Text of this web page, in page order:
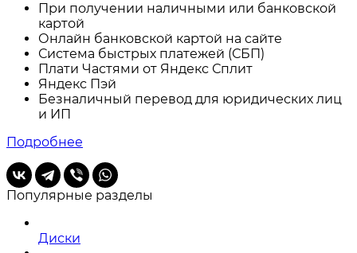
При получении наличными или банковской
картой
Онлайн банковской картой на сайте
Система быстрых платежей (СБП)
Плати Частями от Яндекс Сплит
Яндекс Пэй
Безналичный перевод для юридических лиц
и ИП
Подробнее
Популярные разделы
Диски